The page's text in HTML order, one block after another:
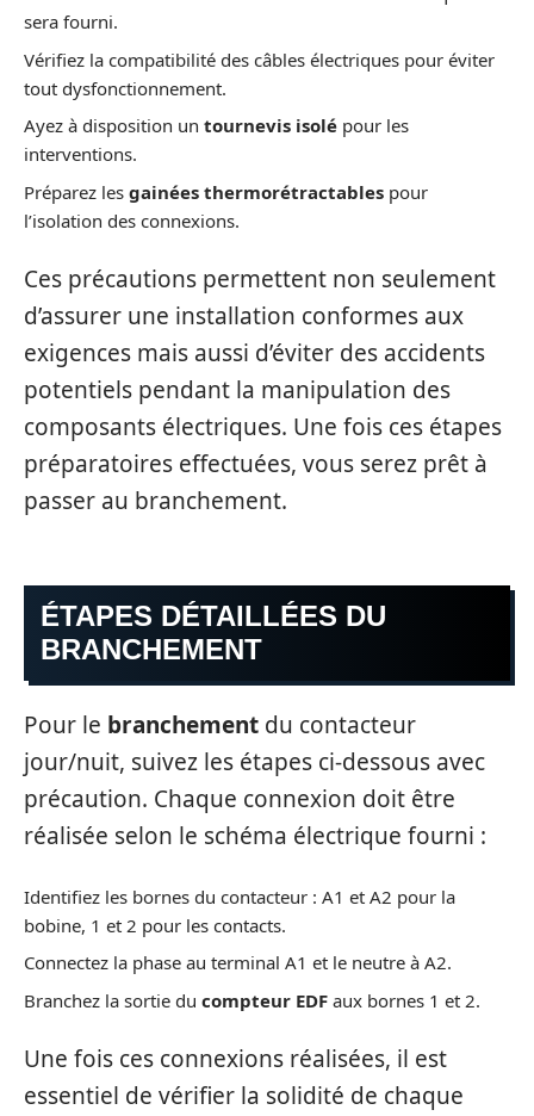
sera fourni.
Vérifiez la compatibilité des câbles électriques pour éviter
tout dysfonctionnement.
Ayez à disposition un tournevis isolé pour les
interventions.
Préparez les gainées thermorétractables pour
l’isolation des connexions.
Ces précautions permettent non seulement
d’assurer une installation conformes aux
exigences mais aussi d’éviter des accidents
potentiels pendant la manipulation des
composants électriques. Une fois ces étapes
préparatoires effectuées, vous serez prêt à
passer au branchement.
ÉTAPES DÉTAILLÉES DU
BRANCHEMENT
Pour le branchement du contacteur
jour/nuit, suivez les étapes ci-dessous avec
précaution. Chaque connexion doit être
réalisée selon le schéma électrique fourni :
Identifiez les bornes du contacteur : A1 et A2 pour la
bobine, 1 et 2 pour les contacts.
Connectez la phase au terminal A1 et le neutre à A2.
Branchez la sortie du compteur EDF aux bornes 1 et 2.
Une fois ces connexions réalisées, il est
essentiel de vérifier la solidité de chaque